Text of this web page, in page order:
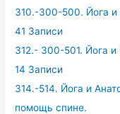
310.-300-500. Йога и
41 Записи
312.- 300-501. Йога
14 Записи
314.-514. Йога и
помощь спине.